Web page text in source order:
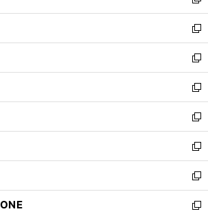
開
く
ウ
ィ
ン
ド
ウ
で
開
く
し
い
ウ
ィ
ン
ド
ウ
で
開
く
新
し
い
ウ
ィ
ン
ド
ウ
で
開
く
新
し
い
ウ
ィ
ン
ド
ウ
で
開
く
新
し
い
ウ
ィ
ン
ド
ウ
で
新
し
い
ウ
ィ
ン
ド
新
し
い
ウ
ィ
新
し
い
新